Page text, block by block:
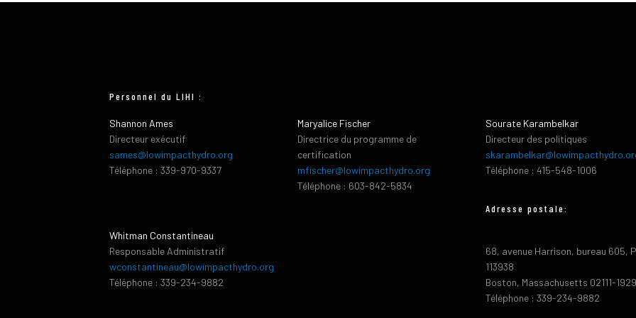
Personnel du LIHI :
Shannon Ames
Directeur exécutif
sames@lowimpacthydro.org
Téléphone : 339-970-9337
Whitman Constantineau
Responsable Administratif
wconstantineau@lowimpacthydro.org
Téléphone : 339-234-9882
Maryalice Fischer
Directrice du programme de
certification
mfischer@lowimpacthydro.org
Téléphone : 603-842-5834
Sourate Karambelkar
Directeur des politiques
Téléphone : 415-548-1006
Adresse postale:
68, avenue Harrison, bureau 605,
113938
Boston, Massachusetts 02111-1929
Téléphone : 339-234-9882